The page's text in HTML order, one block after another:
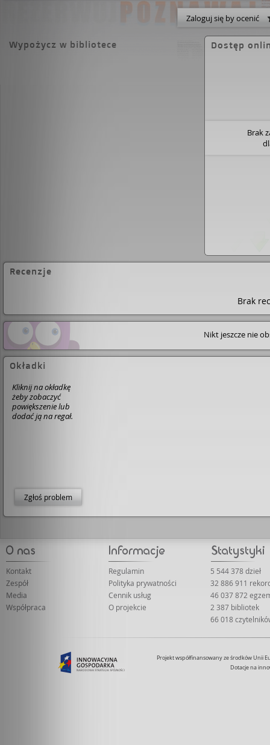
Zaloguj się by ocenić
Wypożycz w bibliotece Dostęp
Brak
Recenzje
Brak
Nikt jeszcze nie
Okładki
Kliknij na okładkę
żeby zobaczyć
powiększenie lub
dodać ją na regał.
Zgłoś problem
Kontakt
Zespół
Media
Współpraca
Regulamin
Polityka prywatności
Cennik usług
O projekcie
5 544 378 dzieł
32 886 911
46 037 872
2 387 bibliotek
66 018
Projekt współfinansowany ze środków Unii
Dotacje na